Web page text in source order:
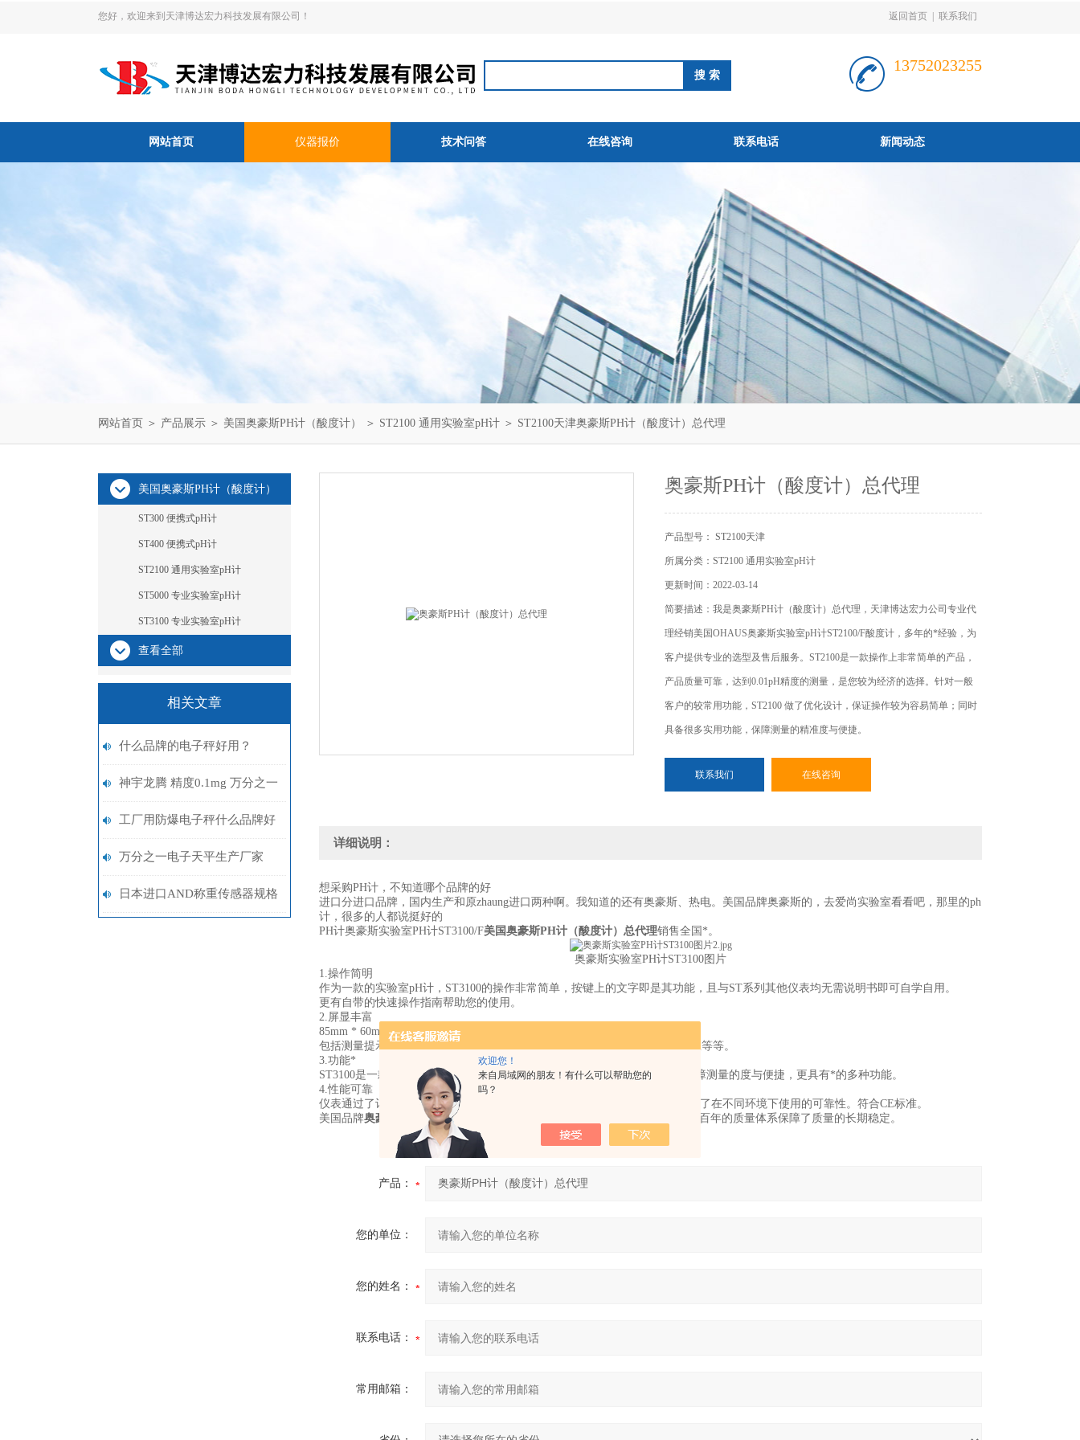
欢迎您！
来自局域网的朋友！有什么可以帮助您的
吗？
您好，欢迎来到天津博达宏力科技发展有限公司！ 返回首页 联系我们
13752023255
网站首页 仪器报价 技术问答 在线咨询 联系电话 新闻动态
网站首页 ＞ 产品展示 ＞ 美国奥豪斯PH计（酸度计） ＞ ST2100 通用实验室pH计 ＞ ST2100天津奥豪斯PH计（酸度计）总代理
美国奥豪斯PH计（酸度计）
ST300 便携式pH计
ST400 便携式pH计
ST2100 通用实验室pH计
ST5000 专业实验室pH计
ST3100 专业实验室pH计
查看全部
相关文章
什么品牌的电子秤好用？
神宇龙腾 精度0.1mg 万分之一
天平：实验室精准测量的基石
工厂用防爆电子秤什么品牌好
用
万分之一电子天平生产厂家
0.01mg-提供5位数读数精度
日本进口AND称重传感器规格
奥豪斯PH计（酸度计）总代理
产品型号： ST2100天津
所属分类：ST2100 通用实验室pH计
更新时间：2022-03-14
简要描述：我是奥豪斯PH计（酸度计）总代理，天津博达宏力公司专业代
理经销美国OHAUS奥豪斯实验室pH计ST2100/F酸度计，多年的*经验，为
客户提供专业的选型及售后服务。ST2100是一款操作上非常简单的产品，
产品质量可靠，达到0.01pH精度的测量，是您较为经济的选择。针对一般
客户的较常用功能，ST2100 做了优化设计，保证操作较为容易简单；同时
具备很多实用功能，保障测量的精准度与便捷。
联系我们 在线咨询
详细说明：
想采购PH计，不知道哪个品牌的好
进口分进口品牌，国内生产和原zhaung进口两种啊。我知道的还有奥豪斯、热电。美国品牌奥豪斯的，去爱尚实验室看看吧，那里的ph
计，很多的人都说挺好的
PH计奥豪斯实验室PH计ST3100/F美国奥豪斯PH计（酸度计） 总代理销售全国*。
奥豪斯实验室PH计ST3100图片
1.操作简明
作为一款的实验室pH计，ST3100的操作非常简单，按键上的文字即是其功能，且与ST系列其他仪表均无需说明书即可自学自用。
更有自带的快速操作指南帮助您的使用。
2.屏显丰富
85mm * 60mm的大液晶屏显示，非常清晰明了，背光可开关。
包括测量提示符；电极状态提示符；终点模式；温补模式与温度值；报错信息等等。
3.功能*
ST3100是一款功能*的实验室pH计产品，达到0.01pH精度的同时，ST3100 保障测量的度与便捷，更具有*的多种功能。
4.性能可靠
仪表通过了计量的相关检测(CMC)，电磁兼容性测试等。高低温环境实验保障了在不同环境下使用的可靠性。符合CE标准。
美国品牌奥豪斯PH计（酸度计）总代理 -天津博达宏力公司伴随生产厂家历经百年的质量体系保障了质量的长期稳定。
产品：
您的单位：
您的姓名：
联系电话：
常用邮箱：